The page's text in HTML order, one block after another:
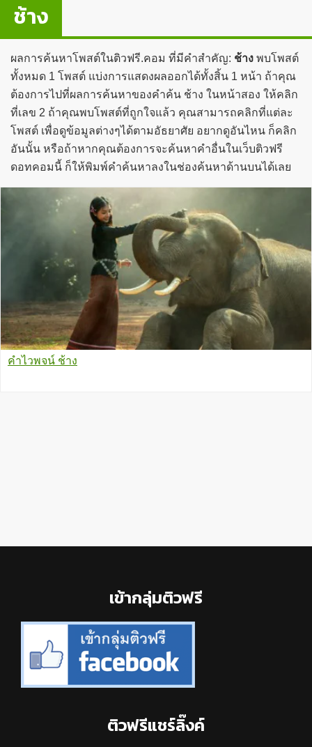
ช้าง
ผลการค้นหาโพสต์ในติวฟรี.คอม ที่มีคำสำคัญ: ช้าง พบโพสต์
ทั้งหมด 1 โพสต์ แบ่งการแสดงผลออกได้ทั้งสิ้น 1 หน้า ถ้าคุณ
ต้องการไปที่ผลการค้นหาของคำค้น ช้าง ในหน้าสอง ให้คลิก
ที่เลข 2 ถ้าคุณพบโพสต์ที่ถูกใจแล้ว คุณสามารถคลิกที่แต่ละ
โพสต์ เพื่อดูข้อมูลต่างๆได้ตามอัธยาศัย อยากดูอันไหน ก็คลิก
อันนั้น หรือถ้าหากคุณต้องการจะค้นหาคำอื่นในเว็บติวฟรี
ดอทคอมนี้ ก็ให้พิมพ์คำค้นหาลงในช่องค้นหาด้านบนได้เลย
คำไวพจน์ ช้าง
เข้ากลุ่มติวฟรี
ติวฟรีแชร์ลิ๊งค์